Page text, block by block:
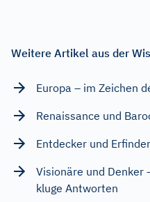
Weitere Artikel aus der
Europa – im Zeichen
Renaissance und
Entdecker und
Visionäre und Denker
kluge Antworten